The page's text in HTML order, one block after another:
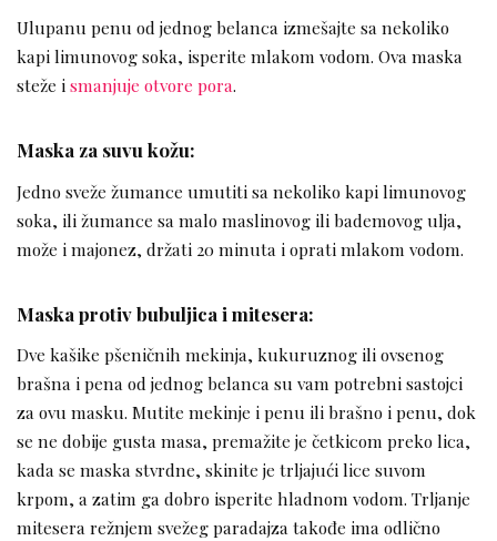
Ulupanu penu od jednog belanca izmešajte sa nekoliko
kapi limunovog soka, isperite mlakom vodom. Ova maska
steže ismanjuje otvore pora.
Maska za suvu kožu:
Jedno sveže žumance umutiti sa nekoliko kapi limunovog
soka, ili žumance sa malo maslinovog ili bademovog ulja,
može i majonez, držati 20 minuta i oprati mlakom vodom.
Maska protiv bubuljica i mitesera:
Dve kašike pšeničnih mekinja, kukuruznog ili ovsenog
brašna i pena od jednog belanca su vam potrebni sastojci
za ovu masku. Mutite mekinje i penu ili brašno i penu, dok
se ne dobije gusta masa, premažite je četkicom preko lica,
kada se maska stvrdne, skinite je trljajući lice suvom
krpom, a zatim ga dobro isperite hladnom vodom. Trljanje
mitesera režnjem svežeg paradajza takođe ima odlično